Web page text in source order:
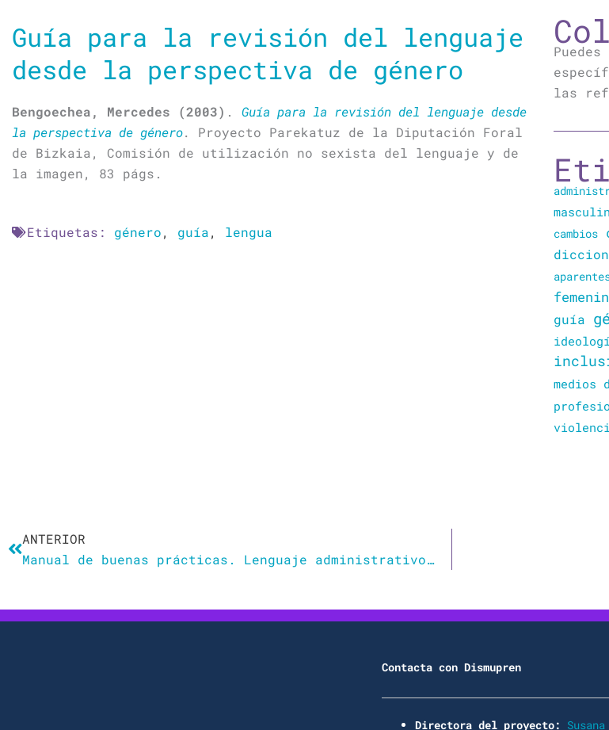
Guía para la revisión del lenguaje
desde la perspectiva de género
Bengoechea, Mercedes (2003) . Guía para la revisión del lenguaje desde
la perspectiva de género.
Proyecto Parekatuz de la Diputación Foral
de Bizkaia, Comisión de utilización no sexista del lenguaje y de
la imagen, 83 págs.
Etiquetas: género, guía, lengua
las
cambios
guía
medios
ANTERIOR
Manual de buenas prácticas. Lenguaje administrativo con perspectiva de género
Contacta con Dismupren
Directora del proyecto: